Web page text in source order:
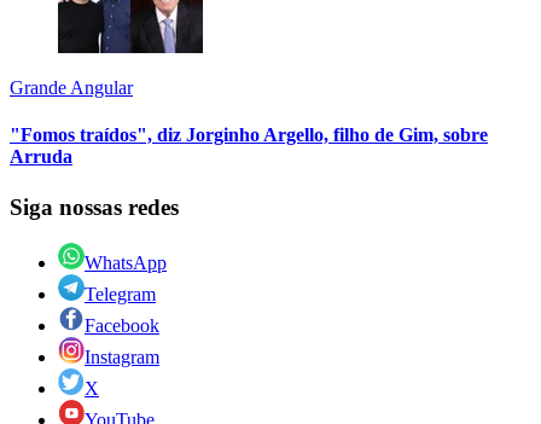
Grande Angular
"Fomos traídos", diz Jorginho Argello, filho de Gim, sobre
Arruda
Siga nossas redes
WhatsApp
Telegram
Facebook
Instagram
X